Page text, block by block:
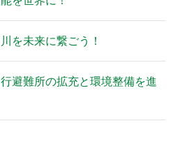
を未来に繋ごう！
避難所の拡充と環境整備を進